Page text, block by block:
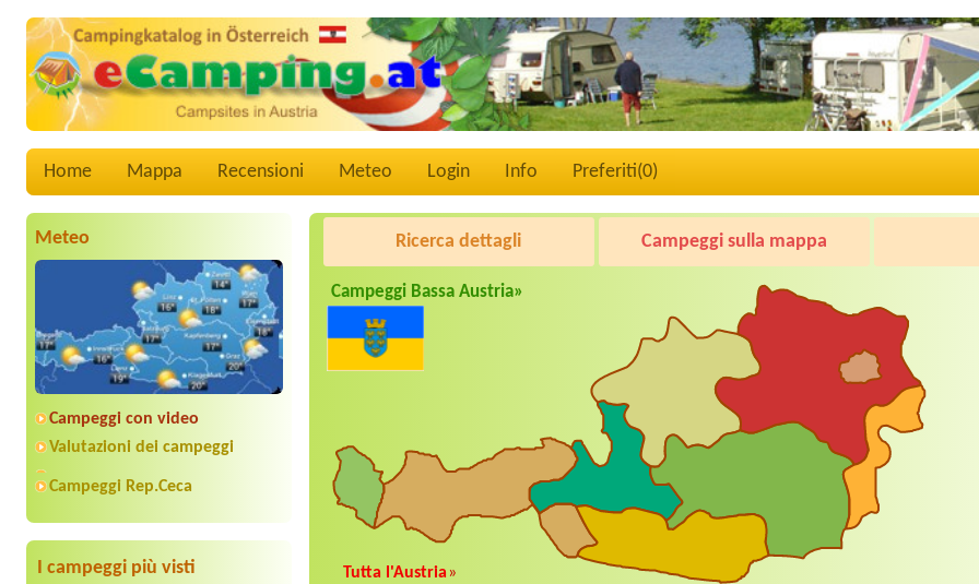
Home Mappa Recensioni Meteo Login Info Preferiti(0)
Meteo
Campeggi con video
Valutazioni dei campeggi
Campeggi Rep.Ceca
I campeggi più visti
Ricerca dettagli Campeggi sulla mappa
Campeggi Bassa Austria»
Tutta l'Austria »